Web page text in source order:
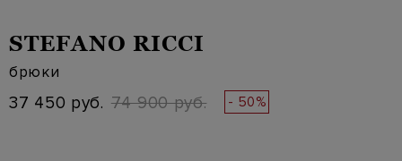
STEFANO RICCI
брюки
37 450 руб. 74 900 руб. - 50%